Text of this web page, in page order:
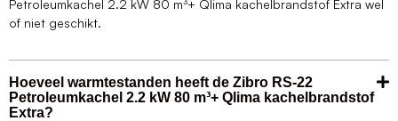
Petroleumkachel 2.2 kW 80 m³+ Qlima kachelbrandstof Extra wel
of niet geschikt.
Hoeveel warmtestanden heeft de Zibro RS-22
Petroleumkachel 2.2 kW 80 m³+ Qlima kachelbrandstof
Extra?